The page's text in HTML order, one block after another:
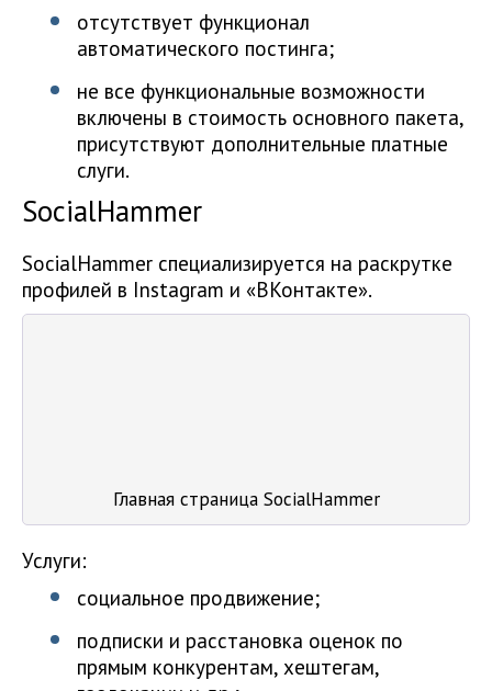
отсутствует функционал
автоматического постинга;
не все функциональные возможности
включены в стоимость основного пакета,
присутствуют дополнительные платные
слуги.
SocialHammer
SocialHammer специализируется на раскрутке
профилей в Instagram и «ВКонтакте».
Главная страница SocialHammer
Услуги:
социальное продвижение;
подписки и расстановка оценок по
прямым конкурентам, хештегам,